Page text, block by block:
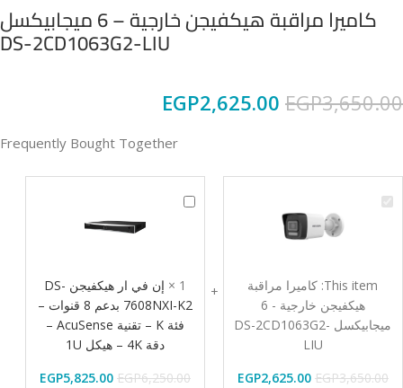
كاميرا مراقبة هيكفيجن خارجية – 6 ميجابيكسل
DS-2CD1063G2-LIU
EGP3,650.00
EGP2,625.00
Frequently Bought Together
كاميرا
ميجابيكسل
LIU
This item: كاميرا مراقبة
هيكفيجن خارجية - 6
ميجابيكسل DS-2CD1063G2-
LIU
EGP3,650.00
EGP2,625.00
إن
DS-
7608NXI-
K2
قنوات
1
×
إن في ار هيكفيجن DS-
7608NXI-K2 بدعم 8 قنوات –
فئة K – تقنية AcuSense –
دقة 4K – هيكل 1U
EGP6,250.00
EGP5,825.00